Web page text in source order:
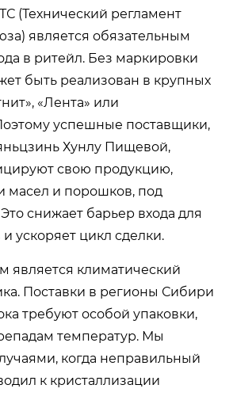
(Технический регламент
является обязательным
в ритейл. Без маркировки
быть реализован в крупных
«Лента» или
успешные поставщики,
Хунлу Пищевой,
свою продукцию,
масел и порошков, под
снижает барьер входа для
ускоряет цикл сделки.
является климатический
Поставки в регионы Сибири
требуют особой упаковки,
температур. Мы
когда неправильный
к кристаллизации